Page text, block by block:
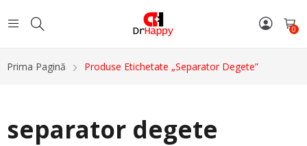
0
Prima Pagină Produse Etichetate „separator Degete”
separator degete